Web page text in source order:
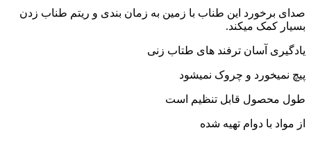
صدای برخورد این طناب با زمین به زمان بندی و ریتم طناب زدن
بسیار کمک میکند.
یادگیری آسان ترفند های طتاب زنی
پیچ نمیخورد و چروک نمیشود
طول محصول قابل تنظیم است
از مواد با دوام تهیه شده